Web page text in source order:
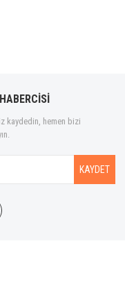
kaydedin, hemen bizi
KAYDET